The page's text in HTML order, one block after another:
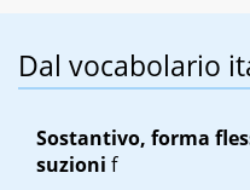
Dal vocabolario
Sostantivo, forma
suzioni f